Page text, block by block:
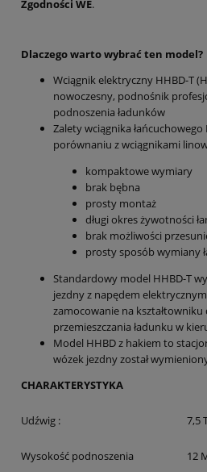
Zgodności WE.
Dlaczego warto wybrać ten model?
Wciągnik elektryczny HHBD-T
nowoczesny, podnośnik
podnoszenia ładunków
Zalety wciągnika łańcuchowego
porównaniu z wciągnikami
kompaktowe wymiary
brak bębna
prosty montaż
długi okres żywotności
brak możliwości
prosty sposób wymiany
Standardowy model HHBD-T
jezdny z napędem
zamocowanie na
przemieszczania ładunku w
Model HHBD z hakiem to
wózek jezdny został
CHARAKTERYSTYKA
Udźwig : 7,5
Wysokość podnoszenia 12